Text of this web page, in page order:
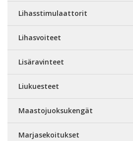
Lihasstimulaattorit
Lihasvoiteet
Lisäravinteet
Liukuesteet
Maastojuoksukengät
Marjasekoitukset